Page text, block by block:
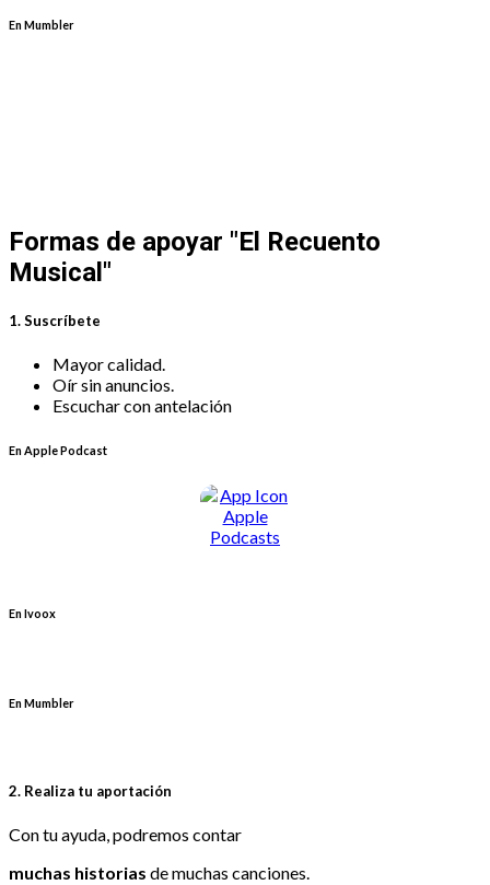
En Mumbler
Formas de apoyar "El Recuento
Musical"
1. Suscríbete
Mayor calidad.
Oír sin anuncios.
Escuchar con antelación
En Apple Podcast
En Ivoox
En Mumbler
2. Realiza tu aportación
Con tu ayuda, podremos contar
muchas historias de muchas canciones.